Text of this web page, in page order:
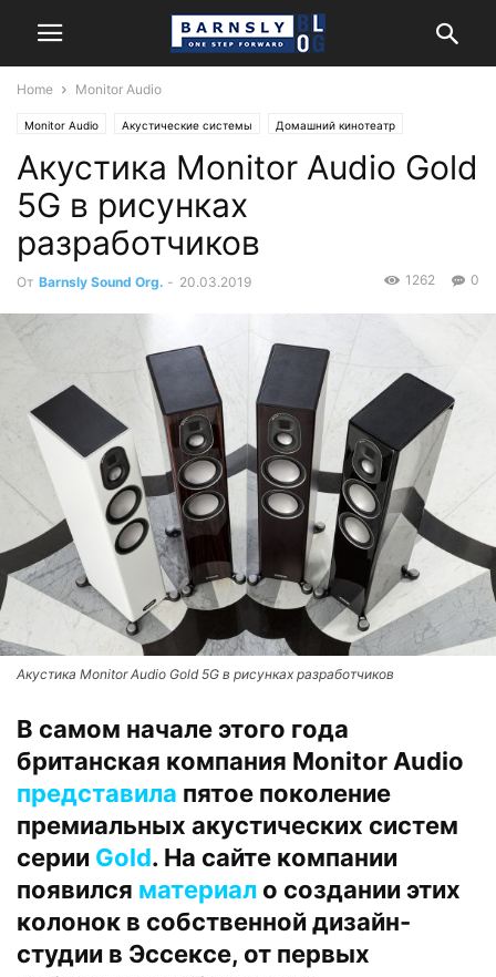
Home Monitor Audio
Monitor Audio Акустические системы Домашний кинотеатр
Новости
Акустика Monitor Audio Gold
5G в рисунках
разработчиков
От Barnsly Sound Org. - 20.03.2019 0
1262
Акустика Monitor Audio Gold 5G в рисунках разработчиков
В самом начале этого года
британская компания Monitor Audio
представила пятое поколение
премиальных акустических систем
серии Gold. На сайте компании
появился материал о создании этих
колонок в собственной дизайн-
студии в Эссексе, от первых